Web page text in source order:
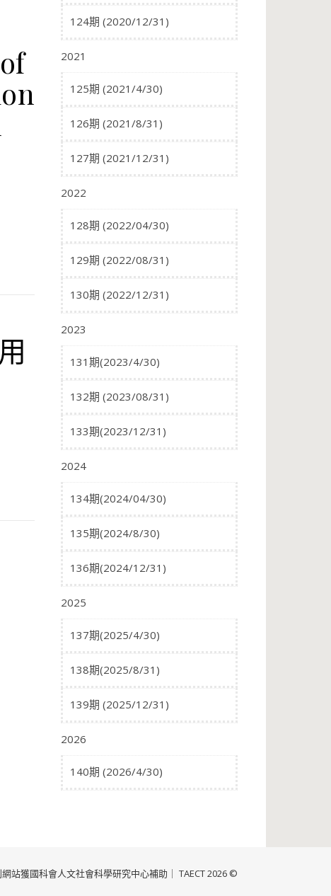
124期 (2020/12/31)
2021
125期 (2021/4/30)
126期 (2021/8/31)
127期 (2021/12/31)
2022
128期 (2022/04/30)
129期 (2022/08/31)
130期 (2022/12/31)
2023
131期(2023/4/30)
132期 (2023/08/31)
133期(2023/12/31)
2024
134期(2024/04/30)
135期(2024/8/30)
136期(2024/12/31)
2025
137期(2025/4/30)
138期(2025/8/31)
139期 (2025/12/31)
2026
140期 (2026/4/30)
站獲國科會人文社會科學研究中心補助｜ TAECT 2026 ©